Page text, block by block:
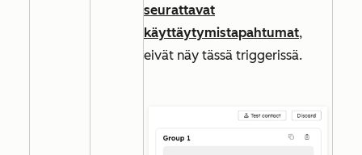
seurattavat
käyttäytymistapahtumat,
eivät näy tässä triggerissä.